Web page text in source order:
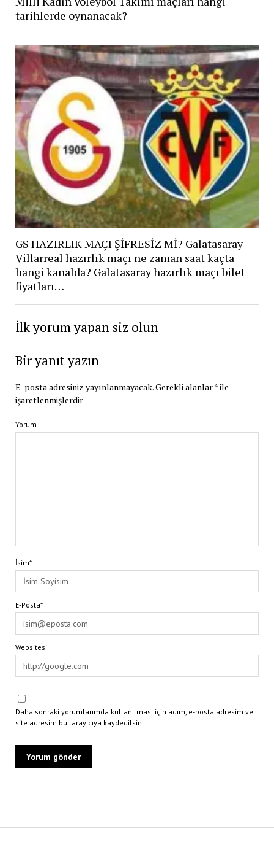
tarihlerde oynanacak?
GS HAZIRLIK MAÇI ŞİFRESİZ Mİ? Galatasaray-
Villarreal hazırlık maçı ne zaman saat kaçta
hangi kanalda? Galatasaray hazırlık maçı bilet
fiyatları…
İlk yorum yapan siz olun
Bir yanıt yazın
E-posta adresiniz yayınlanmayacak.Gerekli alanlar*ile
işaretlenmişlerdir
Yorum
İsim*
E-Posta*
Websitesi
Daha sonraki yorumlarımda kullanılması için adım, e-posta adresim ve
site adresim bu tarayıcıya kaydedilsin.